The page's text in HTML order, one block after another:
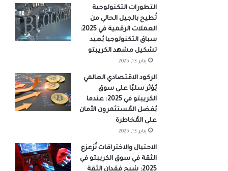
التطورات التكنولوجية
تُطيح بالجيل الحالي من
العملات الرقمية في 2025:
سباق التكنولوجيا يُعيد
تشكيل مشهد الكريبتو
يناير 13, 2025
الركود الاقتصادي العالمي
يُؤثر سلبًا على سوق
الكريبتو في 2025: عندما
يُفضل المُستثمرون الأمان
على المُخاطرة
يناير 13, 2025
الاحتيال والاختراقات تُزعزع
الثقة في سوق الكريبتو في
2025: شبح فقدان الثقة